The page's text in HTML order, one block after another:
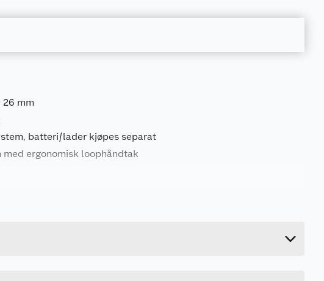
26 mm
batteri/lader kjøpes separat
med ergonomisk loophåndtak